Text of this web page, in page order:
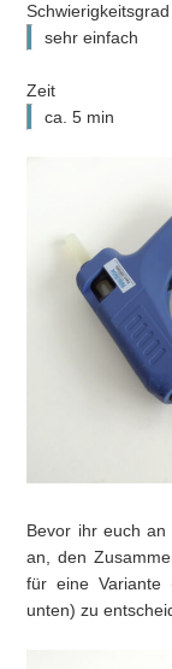
Schwierigkeitsgrad
sehr einfach
Zeit
ca. 5 min
Bevor ihr euch
an, den
für eine Variante
unten) zu